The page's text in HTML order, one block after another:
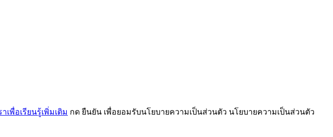
เพื่อเรียนรู้เพิ่มเติม กด ยืนยัน เพื่อยอมรับนโยบายความเป็นส่วนตัว นโยบายความเป็นส่วนตัว